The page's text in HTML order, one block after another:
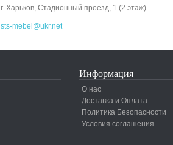
г. Харьков, Стадионный проезд, 1 (2 этаж)
sts-mebel@ukr.net
Информация
О нас
Доставка и Оплата
Политика Безопасности
Условия соглашения